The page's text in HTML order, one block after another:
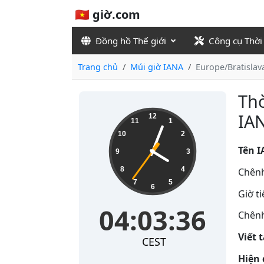
🇻🇳 giờ.com
Đồng hồ Thế giới Công cụ
Trang chủ Múi giờ IANA Europe/
04:03:37 12
1
2
3
4
5
6
7
8
9
10
11
04:03:37
CEST
Tên
Giờ
Viết
Hiện